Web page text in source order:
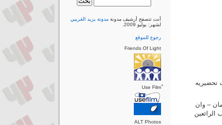
تحضيريه
– وان
الرائعين
أنت تتصفح أرشيف مدونة مدونة يزيد الغريبي
لشهر: يوليو 2009.
رجوع للموقع
Friends Of Light
ALT Photos